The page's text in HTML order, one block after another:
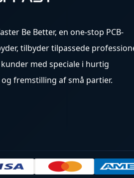
Be Better, en one-stop PCB-
tilbyder tilpassede
med speciale i hurtig
fremstilling af små partier.